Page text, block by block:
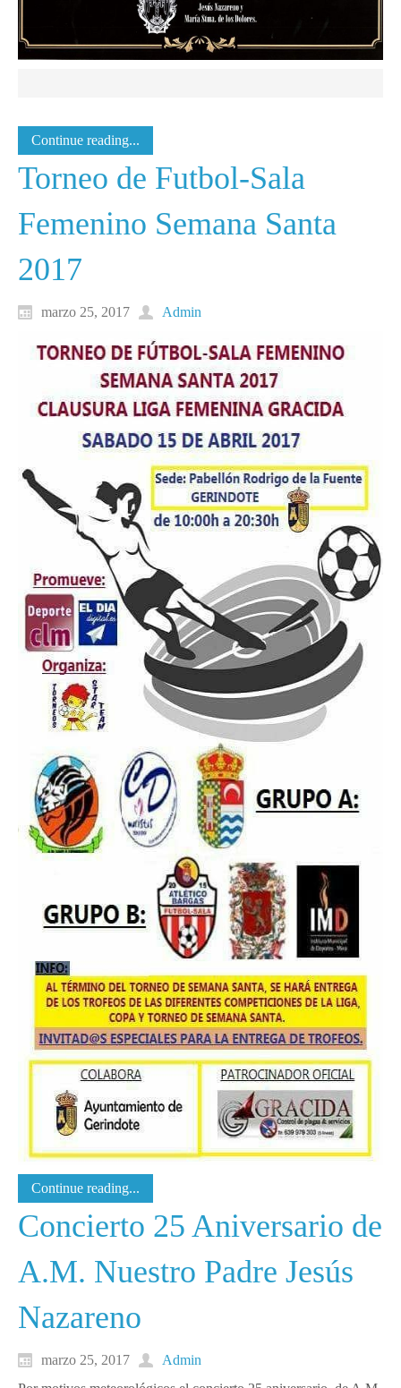
Continue reading...
Torneo de Futbol-Sala
Femenino Semana Santa
2017
marzo 25, 2017 Admin
Continue reading...
Concierto 25 Aniversario de
A.M. Nuestro Padre Jesús
Nazareno
marzo 25, 2017
Admin